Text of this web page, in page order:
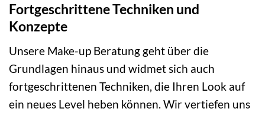
Fortgeschrittene Techniken und
Konzepte
Unsere Make-up Beratung geht über die
Grundlagen hinaus und widmet sich auch
fortgeschrittenen Techniken, die Ihren Look auf
ein neues Level heben können. Wir vertiefen uns